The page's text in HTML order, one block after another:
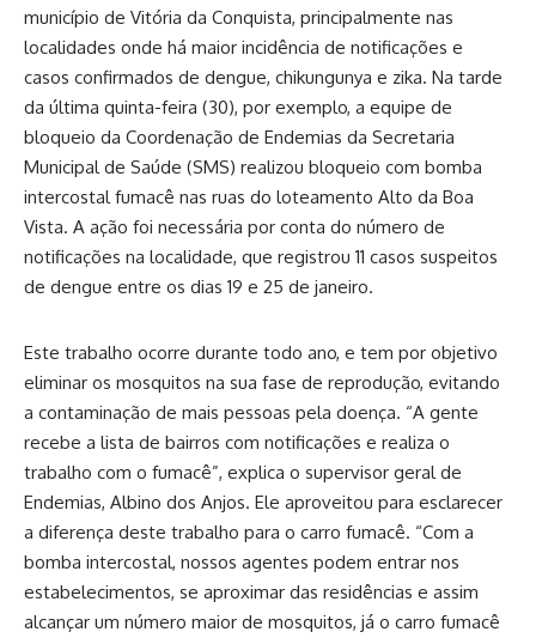
município de Vitória da Conquista, principalmente nas
localidades onde há maior incidência de notificações e
casos confirmados de dengue, chikungunya e zika. Na tarde
da última quinta-feira (30), por exemplo, a equipe de
bloqueio da Coordenação de Endemias da Secretaria
Municipal de Saúde (SMS) realizou bloqueio com bomba
intercostal fumacê nas ruas do loteamento Alto da Boa
Vista. A ação foi necessária por conta do número de
notificações na localidade, que registrou 11 casos suspeitos
de dengue entre os dias 19 e 25 de janeiro.
Este trabalho ocorre durante todo ano, e tem por objetivo
eliminar os mosquitos na sua fase de reprodução, evitando
a contaminação de mais pessoas pela doença. “A gente
recebe a lista de bairros com notificações e realiza o
trabalho com o fumacê”, explica o supervisor geral de
Endemias, Albino dos Anjos. Ele aproveitou para esclarecer
a diferença deste trabalho para o carro fumacê. “Com a
bomba intercostal, nossos agentes podem entrar nos
estabelecimentos, se aproximar das residências e assim
alcançar um número maior de mosquitos, já o carro fumacê